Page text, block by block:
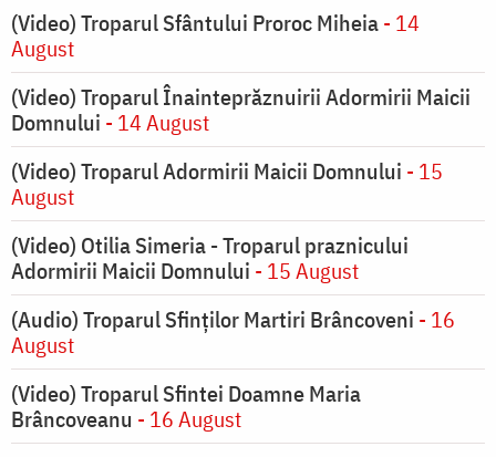
(Video) Troparul Sfântului Proroc Miheia- 14
August
(Video) Troparul Înainteprăznuirii Adormirii Maicii
Domnului - 14 August
(Video) Troparul Adormirii Maicii Domnului - 15
August
(Video) Otilia Simeria - Troparul praznicului
Adormirii Maicii Domnului - 15 August
(Audio) Troparul Sfinților Martiri Brâncoveni - 16
August
(Video) Troparul Sfintei Doamne Maria
Brâncoveanu - 16 August